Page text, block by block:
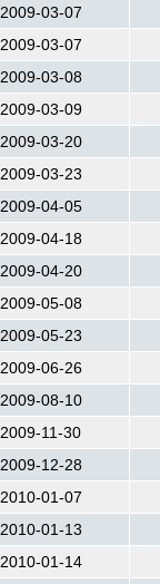
2009-03-07
2009-03-07
2009-03-08
2009-03-09
2009-03-20
2009-03-23
2009-04-05
2009-04-18
2009-04-20
2009-05-08
2009-05-23
2009-06-26
2009-08-10
2009-11-30
2009-12-28
2010-01-07
2010-01-13
2010-01-14